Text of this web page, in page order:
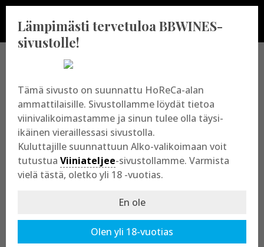
BBWINES OY
Vajossuonkatu 10
20360 Turku
y-tunnus: 2009865-8
Lämpimästi tervetuloa BBWINES-
sivustolle!
Tämä sivusto on suunnattu HoReCa-alan
ammattilaisille. Sivustollamme löydät tietoa
viinivalikoimastamme ja sinun tulee olla täysi-
ikäinen vieraillessasi sivustolla.
Kuluttajille suunnattuun Alko-valikoimaan voit
tutustua Viiniateljee-sivustollamme. Varmista
vielä tästä, oletko yli 18 -vuotias.
En ole
Olen yli 18-vuotias